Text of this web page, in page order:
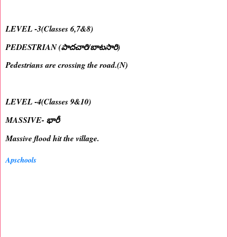
LEVEL -3(Classes 6,7&8)
PEDESTRIAN (పాదచారి/బాటసారి)
Pedestrians are crossing the road.(N)
LEVEL -4(Classes 9&10)
MASSIVE- భారీ
Massive flood hit the village.
Apschools